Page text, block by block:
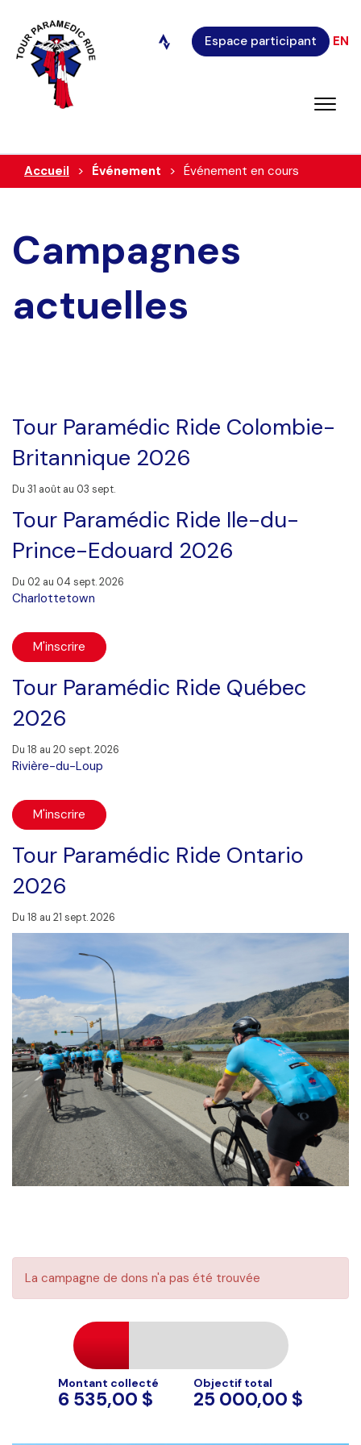
Espace participant EN
Accueil Événement Événement en cours
Campagnes
actuelles
Tour Paramédic Ride Colombie-
Britannique 2026
Du 31 août au 03 sept.
Tour Paramédic Ride Ile-du-
Prince-Edouard 2026
Du 02 au 04 sept. 2026
Charlottetown
M'inscrire
Tour Paramédic Ride Québec
2026
Du 18 au 20 sept. 2026
Rivière-du-Loup
M'inscrire
Tour Paramédic Ride Ontario
2026
Du 18 au 21 sept. 2026
La campagne de dons n'a pas été trouvée
Montant collecté
6 535,00 $
Objectif total
25 000,00 $